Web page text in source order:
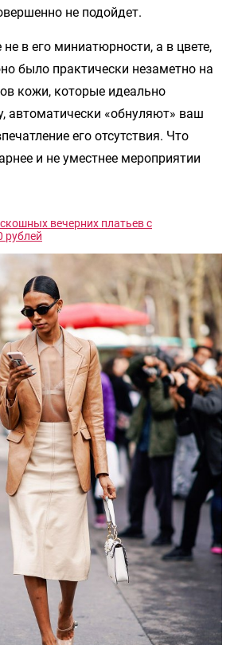
не подойдет.
в его миниатюрности, а в цвете,
было практически незаметно на
кожи, которые идеально
автоматически «обнуляют» ваш
его отсутствия. Что
и не уместнее мероприятии
вечерних платьев с
рублей